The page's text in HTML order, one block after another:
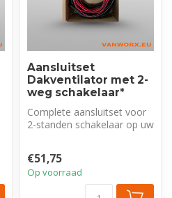
Aansluitset
Dakventilator met 2-
weg schakelaar*
Complete aansluitset voor
2-standen schakelaar op uw
€51,75
Op voorraad